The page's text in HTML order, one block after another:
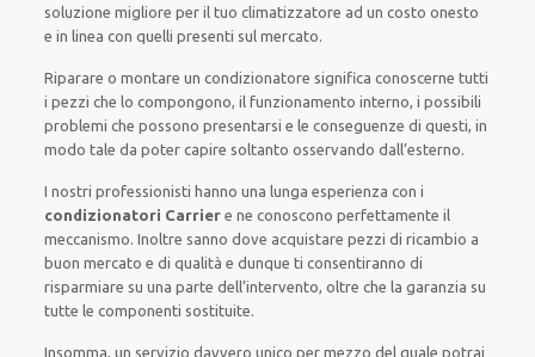
soluzione migliore per il tuo climatizzatore ad un costo onesto
e in linea con quelli presenti sul mercato.
Riparare o montare un condizionatore significa conoscerne tutti
i pezzi che lo compongono, il funzionamento interno, i possibili
problemi che possono presentarsi e le conseguenze di questi, in
modo tale da poter capire soltanto osservando dall’esterno.
I nostri professionisti hanno una lunga esperienza con i
condizionatori Carrier e ne conoscono perfettamente il
meccanismo. Inoltre sanno dove acquistare pezzi di ricambio a
buon mercato e di qualità e dunque ti consentiranno di
risparmiare su una parte dell’intervento, oltre che la garanzia su
tutte le componenti sostituite.
Insomma, un servizio davvero unico per mezzo del quale potrai